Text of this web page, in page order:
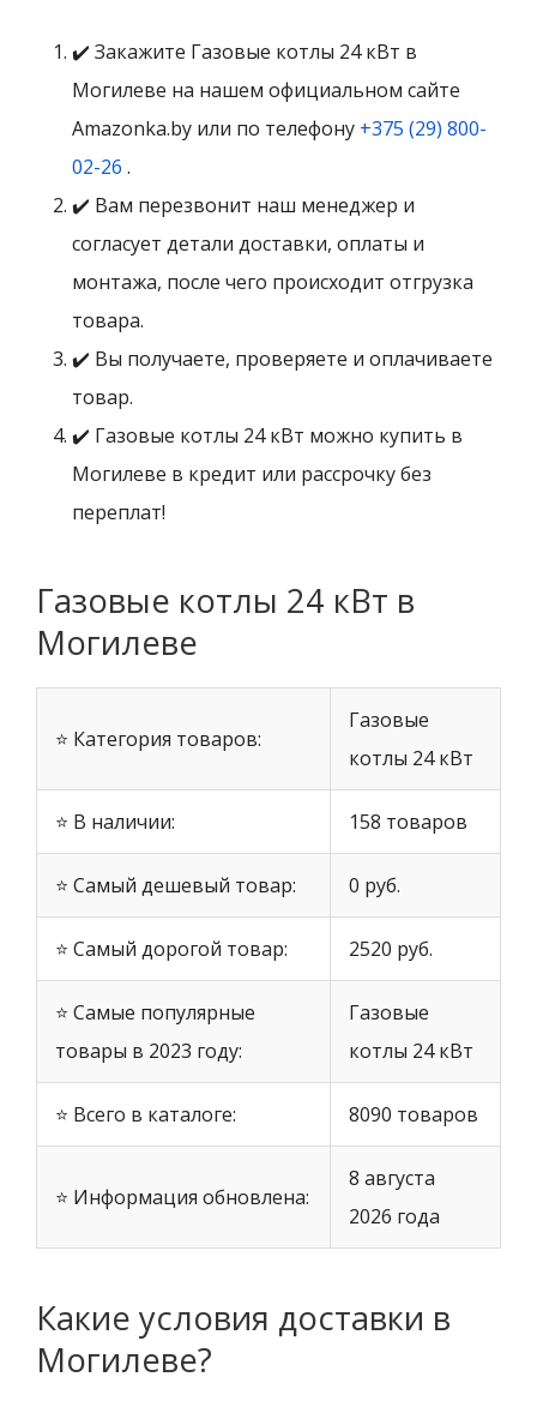
✔️ Закажите Газовые котлы 24 кВт в
Могилеве на нашем официальном сайте
Amazonka.by или по телефону +375 (29) 800-
02-26 .
✔️ Вам перезвонит наш менеджер и
согласует детали доставки, оплаты и
монтажа, после чего происходит отгрузка
товара.
✔️ Вы получаете, проверяете и оплачиваете
товар.
✔️ Газовые котлы 24 кВт можно купить в
Могилеве в кредит или рассрочку без
переплат!
Газовые котлы 24 кВт в
Могилеве
⭐ Категория товаров:
Газовые
котлы 24 кВт
⭐ В наличии: 158 товаров
⭐ Самый дешевый товар: 0 руб.
⭐ Самый дорогой товар: 2520 руб.
⭐ Самые популярные
товары в 2023 году:
Газовые
котлы 24 кВт
⭐ Всего в каталоге: 8090 товаров
⭐ Информация обновлена:
8 августа
2026 года
Какие условия доставки в
Могилеве?